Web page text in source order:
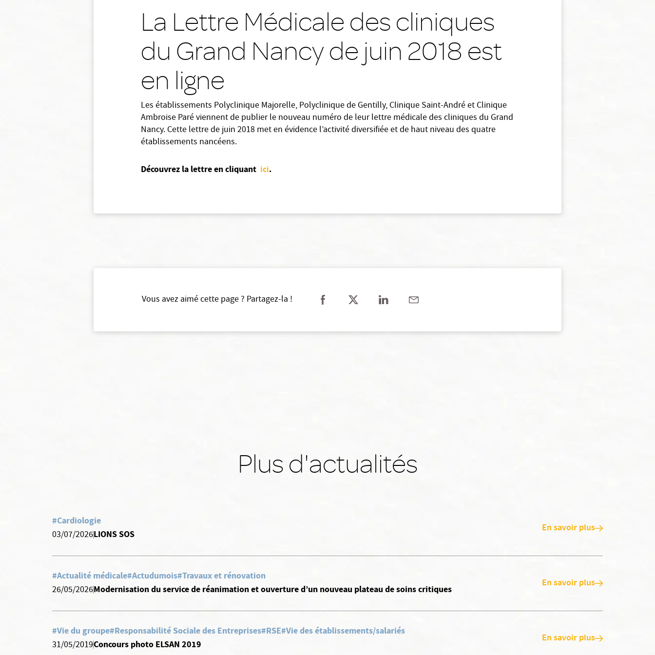
La Lettre Médicale des cliniques
du Grand Nancy de juin 2018 est
en ligne
Les établissements Polyclinique Majorelle, Polyclinique de Gentilly, Clinique Saint-André et Clinique
Ambroise Paré viennent de publier le nouveau numéro de leur lettre médicale des cliniques du Grand
Nancy. Cette lettre de juin 2018 met en évidence l’activité diversifiée et de haut niveau des quatre
établissements nancéens.
Découvrez la lettre en cliquant ici.
Vous avez aimé cette page ? Partagez-la !
Plus d'actualités
#Cardiologie
03/07/2026LIONS SOS En savoir plus
#Actualité médicale#Actudumois#Travaux et rénovation
26/05/2026Modernisation du service de réanimation et ouverture d’un nouveau plateau de soins critiques En savoir plus
#Vie du groupe#Responsabilité Sociale des Entreprises#RSE#Vie des établissements/salariés
31/05/2019Concours photo ELSAN 2019 En savoir plus